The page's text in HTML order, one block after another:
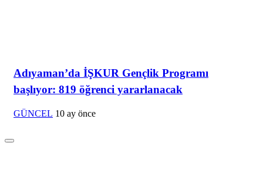
Adıyaman’da İŞKUR Gençlik Programı
başlıyor: 819 öğrenci yararlanacak
GÜNCEL 10 ay önce